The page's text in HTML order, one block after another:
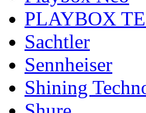
PLAYBOX
Sachtler
Sennheiser
Shining